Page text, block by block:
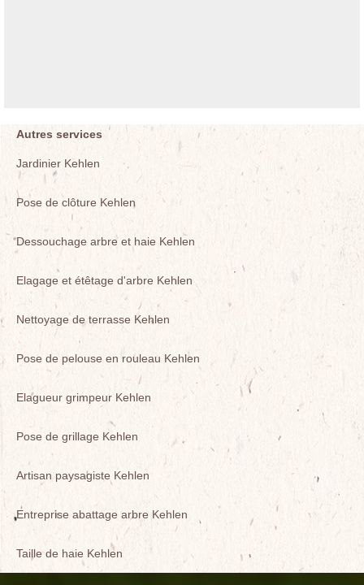
Autres services
Jardinier Kehlen
Pose de clôture Kehlen
Dessouchage arbre et haie Kehlen
Elagage et étêtage d'arbre Kehlen
Nettoyage de terrasse Kehlen
Pose de pelouse en rouleau Kehlen
Elagueur grimpeur Kehlen
Pose de grillage Kehlen
Artisan paysagiste Kehlen
Entreprise abattage arbre Kehlen
Taille de haie Kehlen